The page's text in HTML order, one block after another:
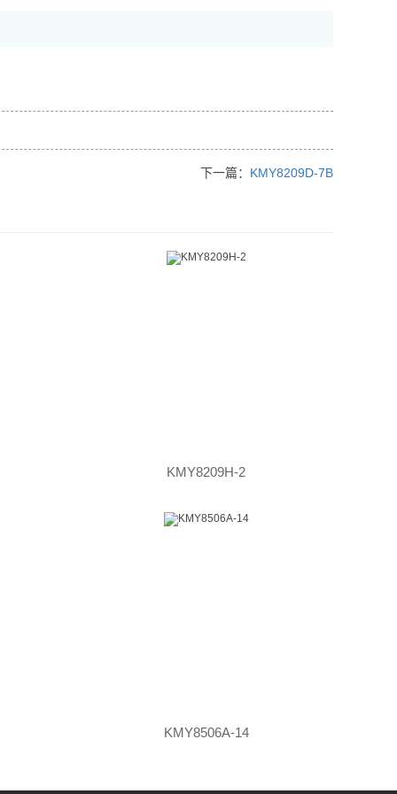
下一篇： KMY8209D-7B
KMY8209H-2
KMY8506A-14